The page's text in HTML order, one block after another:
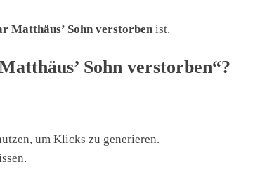
Matthäus’ Sohn verstorben ist.
Sohn verstorben“?
um Klicks zu generieren.